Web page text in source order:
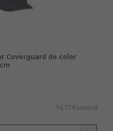
Coverguard de color
16,77 €/unidad